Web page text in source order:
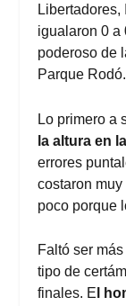
igualaron 0 a
poderoso de
Parque Rodó.
Lo primero a
la altura en
errores
costaron
poco porque
Faltó ser
tipo de
finales. E l